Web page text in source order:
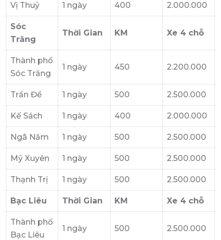
Vị Thuỷ 1 ngày 400 2.000.000
Sóc
Trăng
Thời Gian KM Xe 4 chỗ
Thành phố
Sóc Trăng
1 ngày 450 2.200.000
Trần Đề 1 ngày 500 2.500.000
Kế Sách 1 ngày 400 2.000.000
Ngã Năm 1 ngày 500 2.500.000
Mỹ Xuyên 1 ngày 500 2.500.000
Thạnh Trị 1 ngày 500 2.500.000
Bạc Liêu Thời Gian KM Xe 4 chỗ
Thành phố
Bạc Liêu
1 ngày 500 2.500.000